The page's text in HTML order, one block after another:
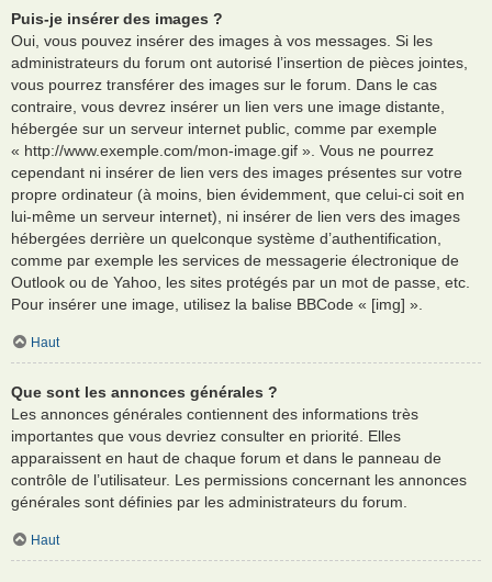
Puis-je insérer des images ?
Oui, vous pouvez insérer des images à vos messages. Si les
administrateurs du forum ont autorisé l’insertion de pièces jointes,
vous pourrez transférer des images sur le forum. Dans le cas
contraire, vous devrez insérer un lien vers une image distante,
hébergée sur un serveur internet public, comme par exemple
« http://www.exemple.com/mon-image.gif ». Vous ne pourrez
cependant ni insérer de lien vers des images présentes sur votre
propre ordinateur (à moins, bien évidemment, que celui-ci soit en
lui-même un serveur internet), ni insérer de lien vers des images
hébergées derrière un quelconque système d’authentification,
comme par exemple les services de messagerie électronique de
Outlook ou de Yahoo, les sites protégés par un mot de passe, etc.
Pour insérer une image, utilisez la balise BBCode « [img] ».
Haut
Que sont les annonces générales ?
Les annonces générales contiennent des informations très
importantes que vous devriez consulter en priorité. Elles
apparaissent en haut de chaque forum et dans le panneau de
contrôle de l’utilisateur. Les permissions concernant les annonces
générales sont définies par les administrateurs du forum.
Haut